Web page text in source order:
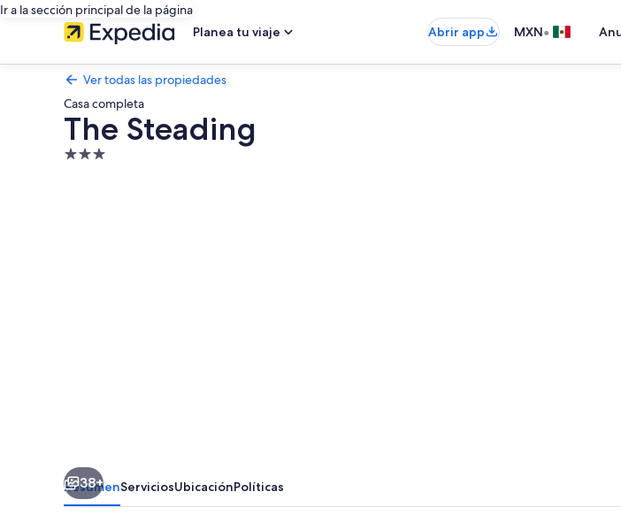
Ir a la sección principal de la página
Planea tu viaje
Abrir app MXN•
Ver todas las propiedades
Casa completa
The Steading
Propiedad
38+
ResumenServiciosUbicaciónPolíticas